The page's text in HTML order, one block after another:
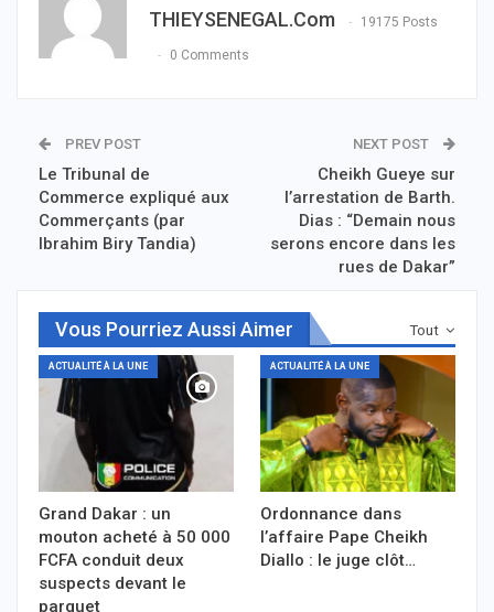
THIEYSENEGAL.com
19175 Posts
0 Comments
PREV POST
Le Tribunal de
Commerce expliqué aux
Commerçants (par
Ibrahim Biry Tandia)
NEXT POST
Cheikh Gueye sur
l’arrestation de Barth.
Dias : “Demain nous
serons encore dans les
rues de Dakar”
Tout
Vous Pourriez Aussi Aimer
ACTUALITÉ À LA UNE
Grand Dakar : un
mouton acheté à 50 000
FCFA conduit deux
suspects devant le
parquet
ACTUALITÉ À LA UNE
Ordonnance dans
l’affaire Pape Cheikh
Diallo : le juge clôt…